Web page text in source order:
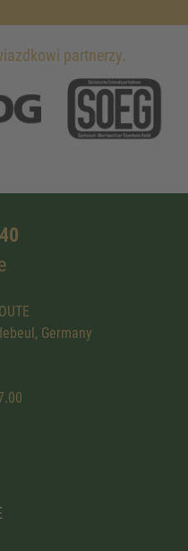
partnerzy.
Germany